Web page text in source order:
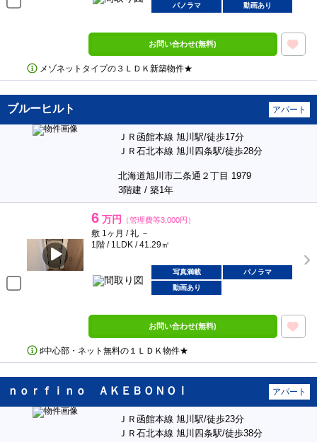
パノラマ
動画あり
お問い合わせ(無料)
メゾネットタイプの３ＬＤＫ新築物件★
ブルーヒルト アパート
ＪＲ函館本線 旭川駅/徒歩17分
ＪＲ石北本線 旭川四条駅/徒歩28分
北海道旭川市二条通２丁目 1979
3階建 / 築1年
6 万円 （管理費等3,000円）
敷 1ヶ月 / 礼 －
1階 / 1LDK / 41.29㎡
写真満載
パノラマ
動画あり
お問い合わせ(無料)
♯中心部・ネット無料の１ＬＤＫ物件★
ｎｏｒｆｉｎｏ ＡＫＥＢＯＮＯⅠ アパート
ＪＲ函館本線 旭川駅/徒歩23分
ＪＲ石北本線 旭川四条駅/徒歩38分